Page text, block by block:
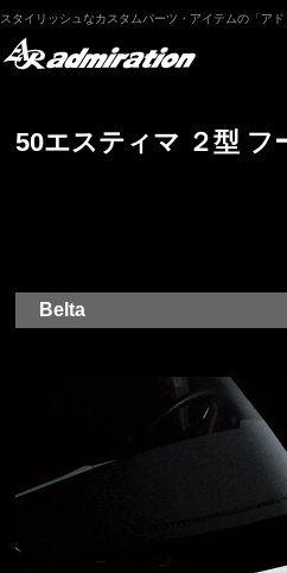
スタイリッシュなカスタムパーツ・アイテムの「アド
50エスティマ ２型 フ
Belta